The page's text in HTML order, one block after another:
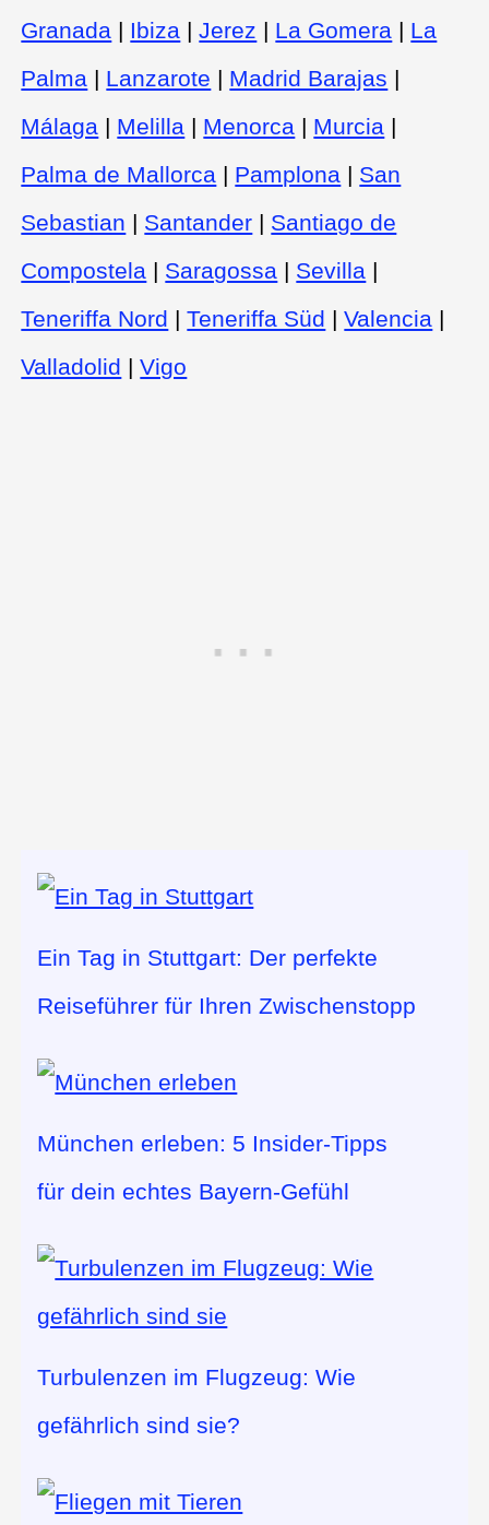
Granada | Ibiza |Jerez | La Gomera | La
Palma | Lanzarote | Madrid Barajas |
Málaga | Melilla | Menorca | Murcia |
Palma de Mallorca | Pamplona | San
Sebastian | Santander | Santiago de
Compostela | Saragossa | Sevilla |
Teneriffa Nord |Teneriffa Süd |Valencia |
Valladolid |Vigo
Ein Tag in Stuttgart: Der perfekte
Reiseführer für Ihren Zwischenstopp
München erleben: 5 Insider-Tipps
für dein echtes Bayern-Gefühl
Turbulenzen im Flugzeug: Wie
gefährlich sind sie?